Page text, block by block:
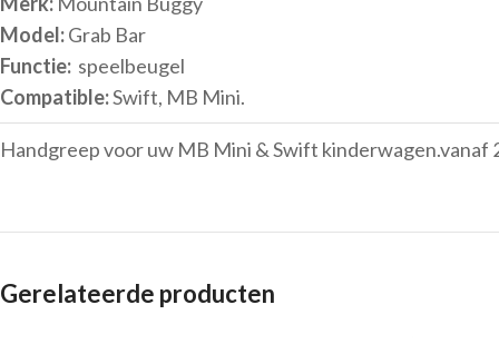
Model:Grab Bar
Functie: speelbeugel
Compatible:Swift, MB Mini.
Handgreep voor uw MB Mini & Swift kinderwagen.vanaf
Gerelateerde producten